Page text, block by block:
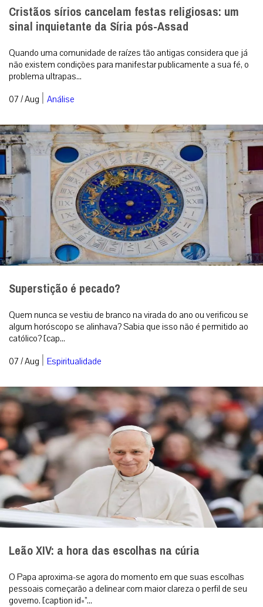
Cristãos sírios cancelam festas religiosas: um
sinal inquietante da Síria pós-Assad
Quando uma comunidade de raízes tão antigas considera que já
não existem condições para manifestar publicamente a sua fé, o
problema ultrapas...
07 / Aug | Análise
Superstição é pecado?
Quem nunca se vestiu de branco na virada do ano ou verificou se
algum horóscopo se alinhava? Sabia que isso não é permitido ao
católico? [cap...
07 / Aug | Espiritualidade
Leão XIV: a hora das escolhas na cúria
O Papa aproxima-se agora do momento em que suas escolhas
pessoais começarão a delinear com maior clareza o perfil de seu
governo. [caption id=”...